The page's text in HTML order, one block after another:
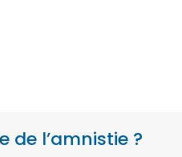
l’amnistie ?